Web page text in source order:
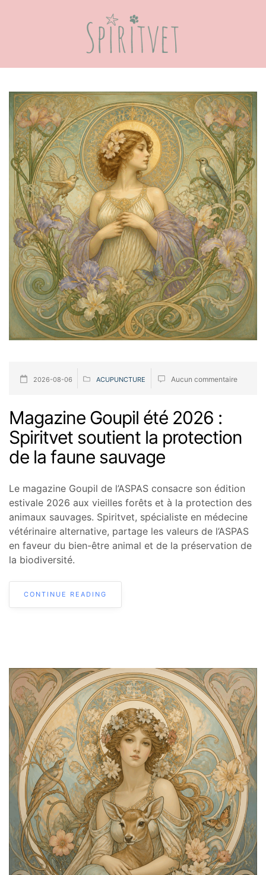
2026-08-06 ACUPUNCTURE Aucun commentaire
Magazine Goupil été 2026 :
Spiritvet soutient la protection
de la faune sauvage
Le magazine Goupil de l’ASPAS consacre son édition
estivale 2026 aux vieilles forêts et à la protection des
animaux sauvages. Spiritvet, spécialiste en médecine
vétérinaire alternative, partage les valeurs de l’ASPAS
en faveur du bien-être animal et de la préservation de
la biodiversité.
CONTINUE READING